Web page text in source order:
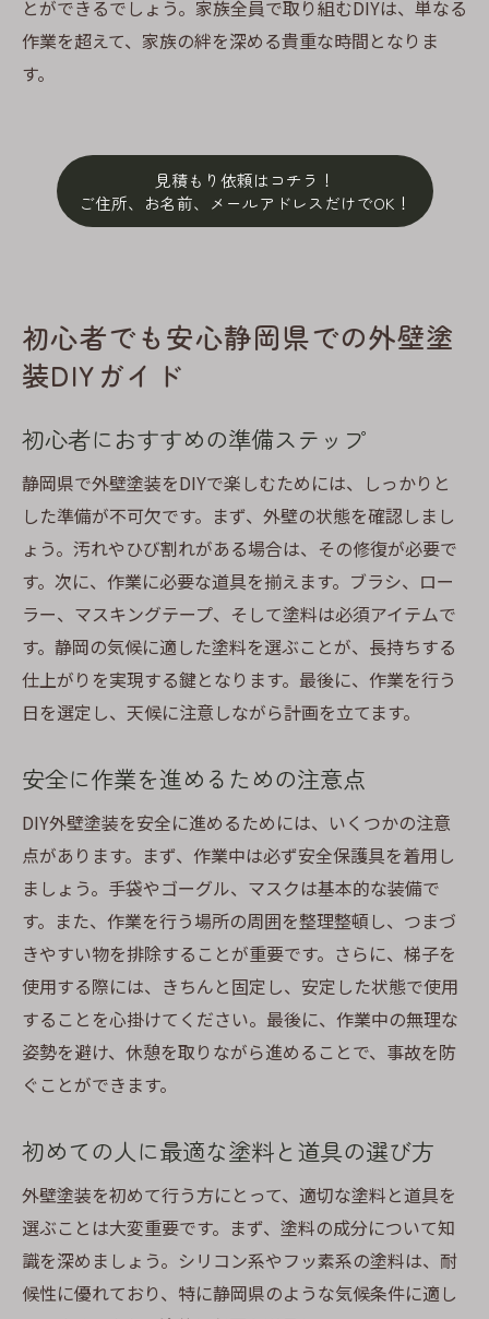
とができるでしょう。家族全員で取り組むDIYは、単なる
作業を超えて、家族の絆を深める貴重な時間となりま
す。
見積もり依頼はコチラ！
ご住所、お名前、メールアドレスだけでOK！
初心者でも安心静岡県での外壁塗
装DIYガイド
初心者におすすめの準備ステップ
静岡県で外壁塗装をDIYで楽しむためには、しっかりと
した準備が不可欠です。まず、外壁の状態を確認しまし
ょう。汚れやひび割れがある場合は、その修復が必要で
す。次に、作業に必要な道具を揃えます。ブラシ、ロー
ラー、マスキングテープ、そして塗料は必須アイテムで
す。静岡の気候に適した塗料を選ぶことが、長持ちする
仕上がりを実現する鍵となります。最後に、作業を行う
日を選定し、天候に注意しながら計画を立てます。
安全に作業を進めるための注意点
DIY外壁塗装を安全に進めるためには、いくつかの注意
点があります。まず、作業中は必ず安全保護具を着用し
ましょう。手袋やゴーグル、マスクは基本的な装備で
す。また、作業を行う場所の周囲を整理整頓し、つまづ
きやすい物を排除することが重要です。さらに、梯子を
使用する際には、きちんと固定し、安定した状態で使用
することを心掛けてください。最後に、作業中の無理な
姿勢を避け、休憩を取りながら進めることで、事故を防
ぐことができます。
初めての人に最適な塗料と道具の選び方
外壁塗装を初めて行う方にとって、適切な塗料と道具を
選ぶことは大変重要です。まず、塗料の成分について知
識を深めましょう。シリコン系やフッ素系の塗料は、耐
候性に優れており、特に静岡県のような気候条件に適し